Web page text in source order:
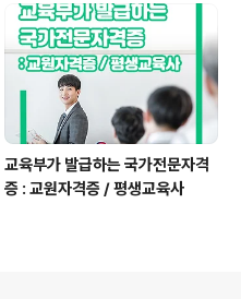
교육부가 발급하는 국가전문자격
증 : 교원자격증 / 평생교육사